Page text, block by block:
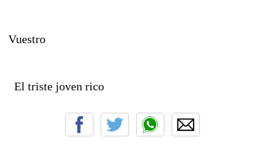
Vuestro
El triste joven rico